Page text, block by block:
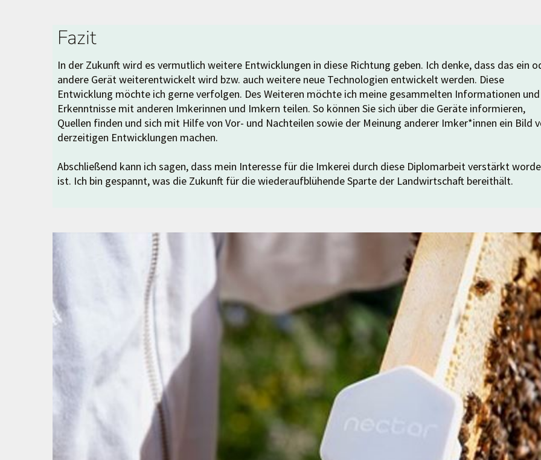
Fazit
In der Zukunft wird es vermutlich weitere Entwicklungen in diese Richtung geben. Ich denke, dass das ein
andere Gerät weiterentwickelt wird bzw. auch weitere neue Technologien entwickelt werden. Diese
Entwicklung möchte ich gerne verfolgen. Des Weiteren möchte ich meine gesammelten Informationen und
Erkenntnisse mit anderen Imkerinnen und Imkern teilen. So können Sie sich über die Geräte informieren,
Quellen finden und sich mit Hilfe von Vor- und Nachteilen sowie der Meinung anderer Imker*innen ein Bild
derzeitigen Entwicklungen machen.
Abschließend kann ich sagen, dass mein Interesse für die Imkerei durch diese Diplomarbeit verstärkt
ist. Ich bin gespannt, was die Zukunft für die wiederaufblühende Sparte der Landwirtschaft bereithält.